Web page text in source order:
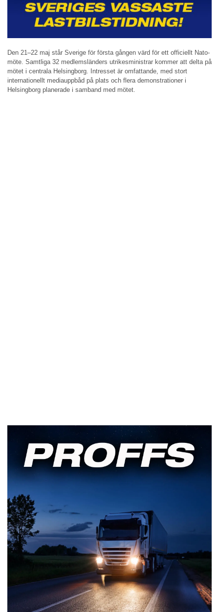
Den 21–22 maj står Sverige för första gången värd för ett officiellt Nato-
möte. Samtliga 32 medlemsländers utrikesministrar kommer att delta på
mötet i centrala Helsingborg. Intresset är omfattande, med stort
internationellt mediauppbåd på plats och flera demonstrationer i
Helsingborg planerade i samband med mötet.